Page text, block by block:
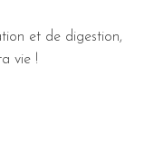
et de digestion,
vie !